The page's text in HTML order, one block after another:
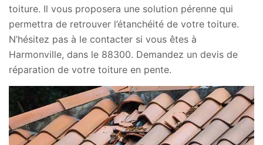
toiture. Il vous proposera une solution pérenne qui
permettra de retrouver l’étanchéité de votre toiture.
N’hésitez pas à le contacter si vous êtes à
Harmonville, dans le 88300. Demandez un devis de
réparation de votre toiture en pente.